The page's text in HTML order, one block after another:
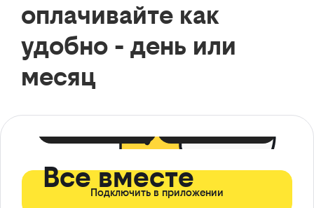
оплачивайте как
удобно - день или
месяц
Все вместе
Подключить в приложении